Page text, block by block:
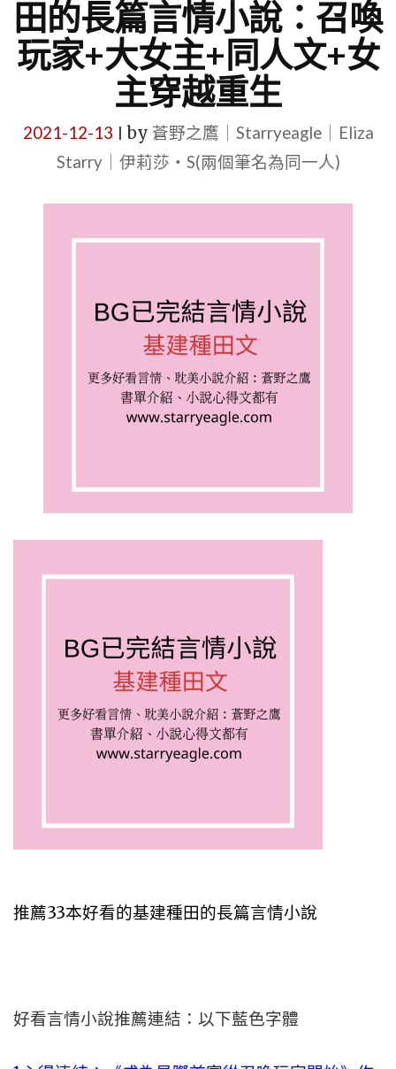
田的長篇言情小說：召喚
玩家+大女主+同人文+女
主穿越重生
2021-12-13 by 蒼野之鷹｜Starryeagle｜Eliza
Starry｜伊莉莎・S(兩個筆名為同一人)
推薦33本好看的基建種田的長篇言情小說
好看言情小說推薦連結：以下藍色字體